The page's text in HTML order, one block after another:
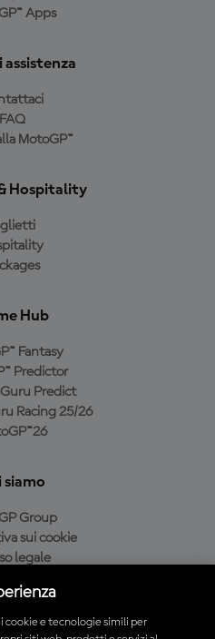
Apps
assistenza
FAQ
MotoGP™
Hospitality
Hub
Fantasy
Predictor
Predict
Racing 25/26
siamo
Group
sui cookie
legale
di acquisto
cookie e tecnologie simili per